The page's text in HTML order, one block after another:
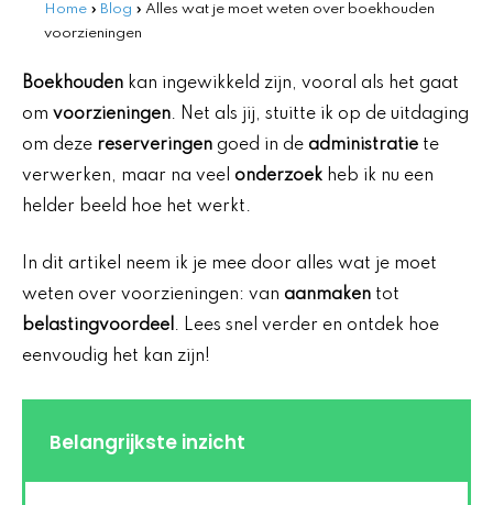
Home » Blog » Alles wat je moet weten over boekhouden
voorzieningen
Boekhouden kan ingewikkeld zijn, vooral als het gaat
om voorzieningen. Net als jij, stuitte ik op de uitdaging
om deze reserveringen goed in de administratie te
verwerken, maar na veel onderzoek heb ik nu een
helder beeld hoe het werkt.
In dit artikel neem ik je mee door alles wat je moet
weten over voorzieningen: van aanmaken tot
belastingvoordeel. Lees snel verder en ontdek hoe
eenvoudig het kan zijn!
Belangrijkste inzicht